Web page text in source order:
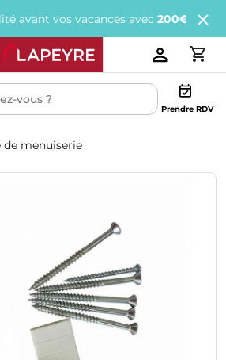
vos vacances avec200€ offerts tous
Prendre RDV
menuiserie